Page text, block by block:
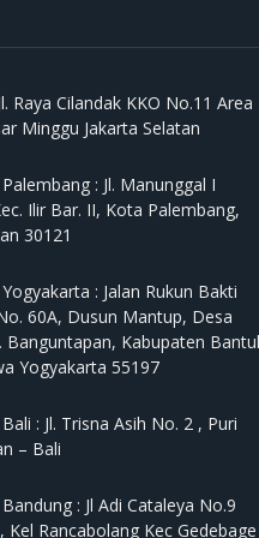
Raya Cilandak KKO No.11 Area
Minggu Jakarta Selatan
: Jl. Manunggal I
Ilir Bar. II, Kota Palembang,
30121
: Jalan Rukun Bakti
60A, Dusun Mantup, Desa
Banguntapan, Kabupaten
Yogyakarta 55197
: Jl. Trisna Asih No. 2 , Puri
– Bali
: Jl Adi Cataleya No.9
Kel Rancabolang Kec